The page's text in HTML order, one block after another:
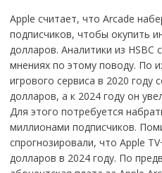
Apple считает, что Arcade
подписчиков, чтобы окупить
долларов. Аналитики из HSBC
мнениях по этому поводу. По
игрового сервиса в 2020 году
долларов, а к 2024 году он
Для этого потребуется
миллионами подписчиков.
спрогнозировали, что Apple
долларов в 2024 году. По